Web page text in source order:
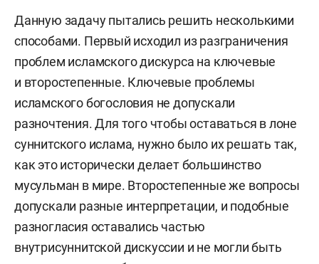
Данную задачу пытались решить несколькими
способами. Первый исходил из разграничения
проблем исламского дискурса на ключевые
и второстепенные. Ключевые проблемы
исламского богословия не допускали
разночтения. Для того чтобы оставаться в лоне
суннитского ислама, нужно было их решать так,
как это исторически делает большинство
мусульман в мире. Второстепенные же вопросы
допускали разные интерпретации, и подобные
разногласия оставались частью
внутрисуннитской дискуссии и не могли быть